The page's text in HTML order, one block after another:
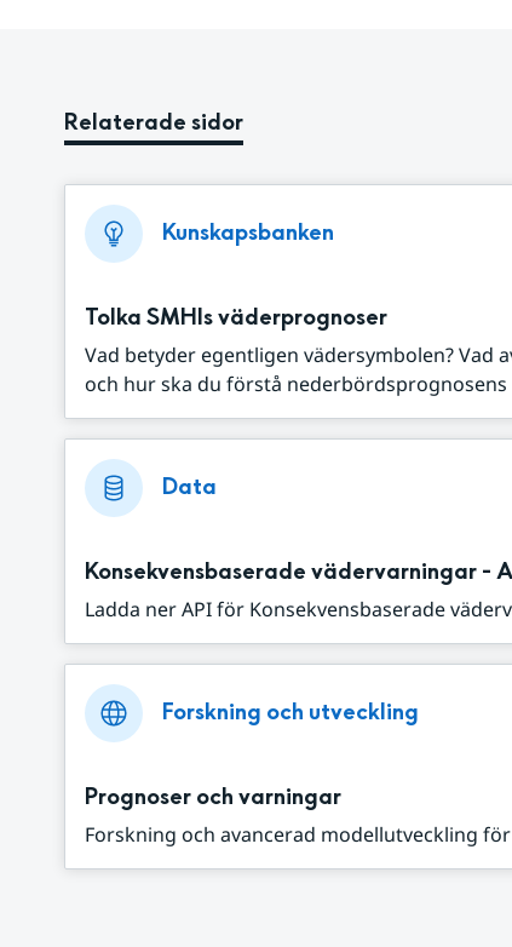
Relaterade sidor
Kunskapsbanken
Tolka SMHIs väderprognoser
Vad betyder egentligen vädersymbolen? Vad
och hur ska du förstå
Data
Konsekvensbaserade vädervarningar -
Ladda ner API för Konsekvensbaserade
Forskning och utveckling
Prognoser och varningar
Forskning och avancerad modellutveckling